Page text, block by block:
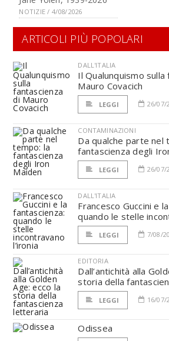
NOTIZIE / 4/08/2026
ARTICOLI PIÙ POPOLARI
DALL'ITALIA
Il Qualunquismo sulla
Mauro Covacich
LEGGI 26/07/
CONTAMINAZIONI
Da qualche parte nel
fantascienza degli
LEGGI 26/07/
DALL'ITALIA
Francesco Guccini e
quando le stelle
LEGGI 7/08/
EDITORIA
Dall’antichità alla
storia della
LEGGI 16/07/
Odissea